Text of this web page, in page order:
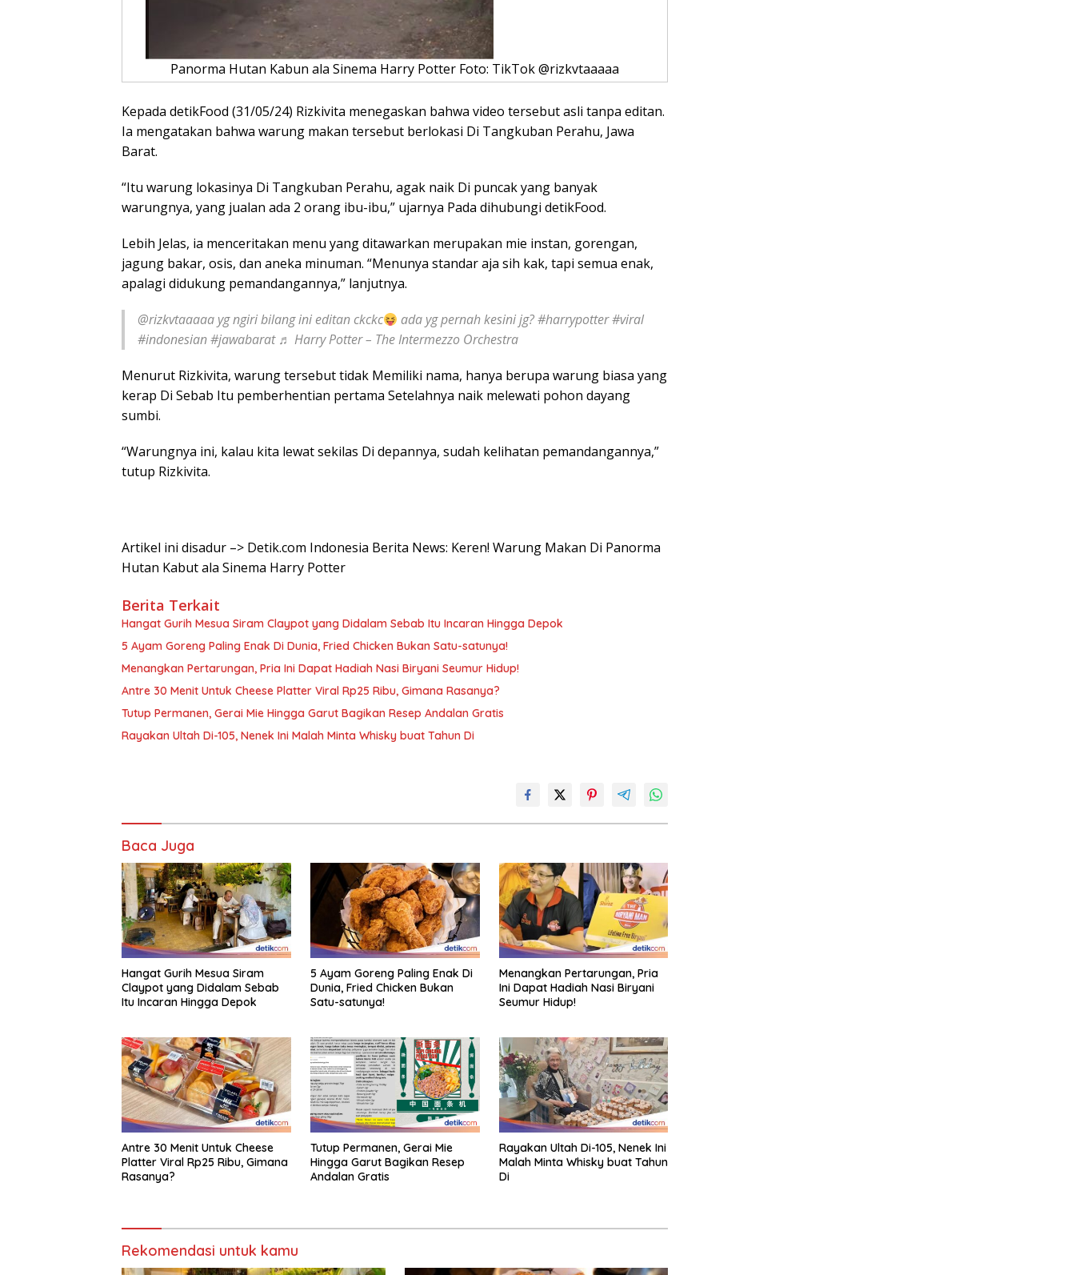
Panorma Hutan Kabun ala Sinema Harry Potter Foto: TikTok @rizkvtaaaaa
Kepada detikFood (31/05/24) Rizkivita menegaskan bahwa video tersebut asli tanpa editan.
Ia mengatakan bahwa warung makan tersebut berlokasi Di Tangkuban Perahu, Jawa
Barat.
“Itu warung lokasinya Di Tangkuban Perahu, agak naik Di puncak yang banyak
warungnya, yang jualan ada 2 orang ibu-ibu,” ujarnya Pada dihubungi detikFood.
Lebih Jelas, ia menceritakan menu yang ditawarkan merupakan mie instan, gorengan,
jagung bakar, osis, dan aneka minuman. “Menunya standar aja sih kak, tapi semua enak,
apalagi didukung pemandangannya,” lanjutnya.
@rizkvtaaaaa yg ngiri bilang ini editan ckckc
ada yg pernah kesini jg? #harrypotter #viral
#indonesian #jawabarat ♬ Harry Potter – The Intermezzo Orchestra
Menurut Rizkivita, warung tersebut tidak Memiliki nama, hanya berupa warung biasa yang
kerap Di Sebab Itu pemberhentian pertama Setelahnya naik melewati pohon dayang
sumbi.
“Warungnya ini, kalau kita lewat sekilas Di depannya, sudah kelihatan pemandangannya,”
tutup Rizkivita.
Artikel ini disadur –> Detik.com Indonesia Berita News: Keren! Warung Makan Di Panorma
Hutan Kabut ala Sinema Harry Potter
Berita Terkait
Hangat Gurih Mesua Siram Claypot yang Didalam Sebab Itu Incaran Hingga Depok
5 Ayam Goreng Paling Enak Di Dunia, Fried Chicken Bukan Satu-satunya!
Menangkan Pertarungan, Pria Ini Dapat Hadiah Nasi Biryani Seumur Hidup!
Antre 30 Menit Untuk Cheese Platter Viral Rp25 Ribu, Gimana Rasanya?
Tutup Permanen, Gerai Mie Hingga Garut Bagikan Resep Andalan Gratis
Rayakan Ultah Di-105, Nenek Ini Malah Minta Whisky buat Tahun Di
Baca Juga
Hangat Gurih Mesua Siram
Claypot yang Didalam Sebab
Itu Incaran Hingga Depok
5 Ayam Goreng Paling Enak Di
Dunia, Fried Chicken Bukan
Satu-satunya!
Menangkan Pertarungan, Pria
Ini Dapat Hadiah Nasi Biryani
Seumur Hidup!
Antre 30 Menit Untuk Cheese
Platter Viral Rp25 Ribu, Gimana
Rasanya?
Tutup Permanen, Gerai Mie
Hingga Garut Bagikan Resep
Andalan Gratis
Rayakan Ultah Di-105, Nenek Ini
Malah Minta Whisky buat Tahun
Di
Rekomendasi untuk kamu